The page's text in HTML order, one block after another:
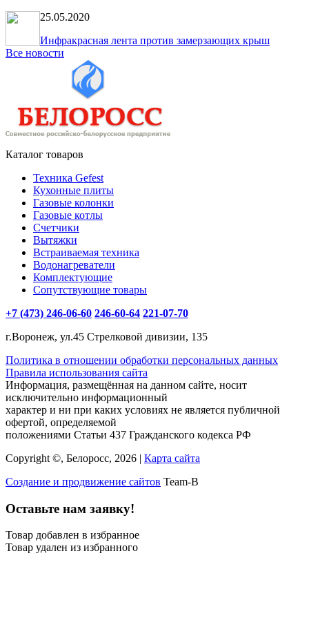
25.05.2020
Инфракрасная лента против замерзающих крыш
Все новости
Каталог товаров
Техника Gefest
Кухонные плиты
Газовые колонки
Газовые котлы
Счетчики
Вытяжки
Встраиваемая техника
Водонагреватели
Комплектующие
Сопутствующие товары
+7 (473) 246-06-60 246-60-64 221-07-70
г.Воронеж, ул.45 Стрелковой дивизии, 135
Политика в отношении обработки персональных данных
Правила использования сайта
Информация, размещённая на данном сайте, носит
исключительно информационный
характер и ни при каких условиях не является публичной
офертой, определяемой
положениями Статьи 437 Гражданского кодекса РФ
Copyright ©, Белоросс, 2026 | Карта сайта
Создание и продвижение сайтов Team-B
Оставьте нам заявку!
Товар добавлен в избранное
Товар удален из избранного